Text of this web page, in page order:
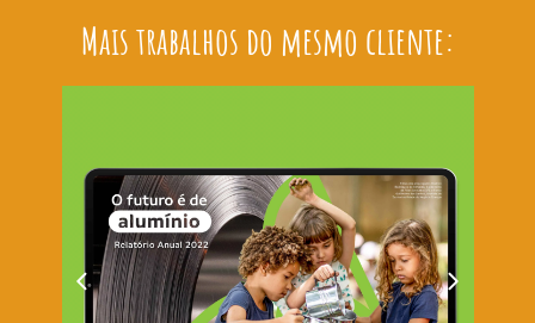
Mais trabalhos do mesmo cliente: